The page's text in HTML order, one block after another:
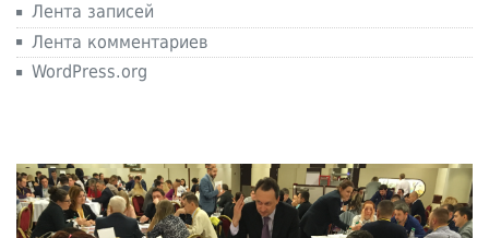
Лента записей
Лента комментариев
WordPress.org